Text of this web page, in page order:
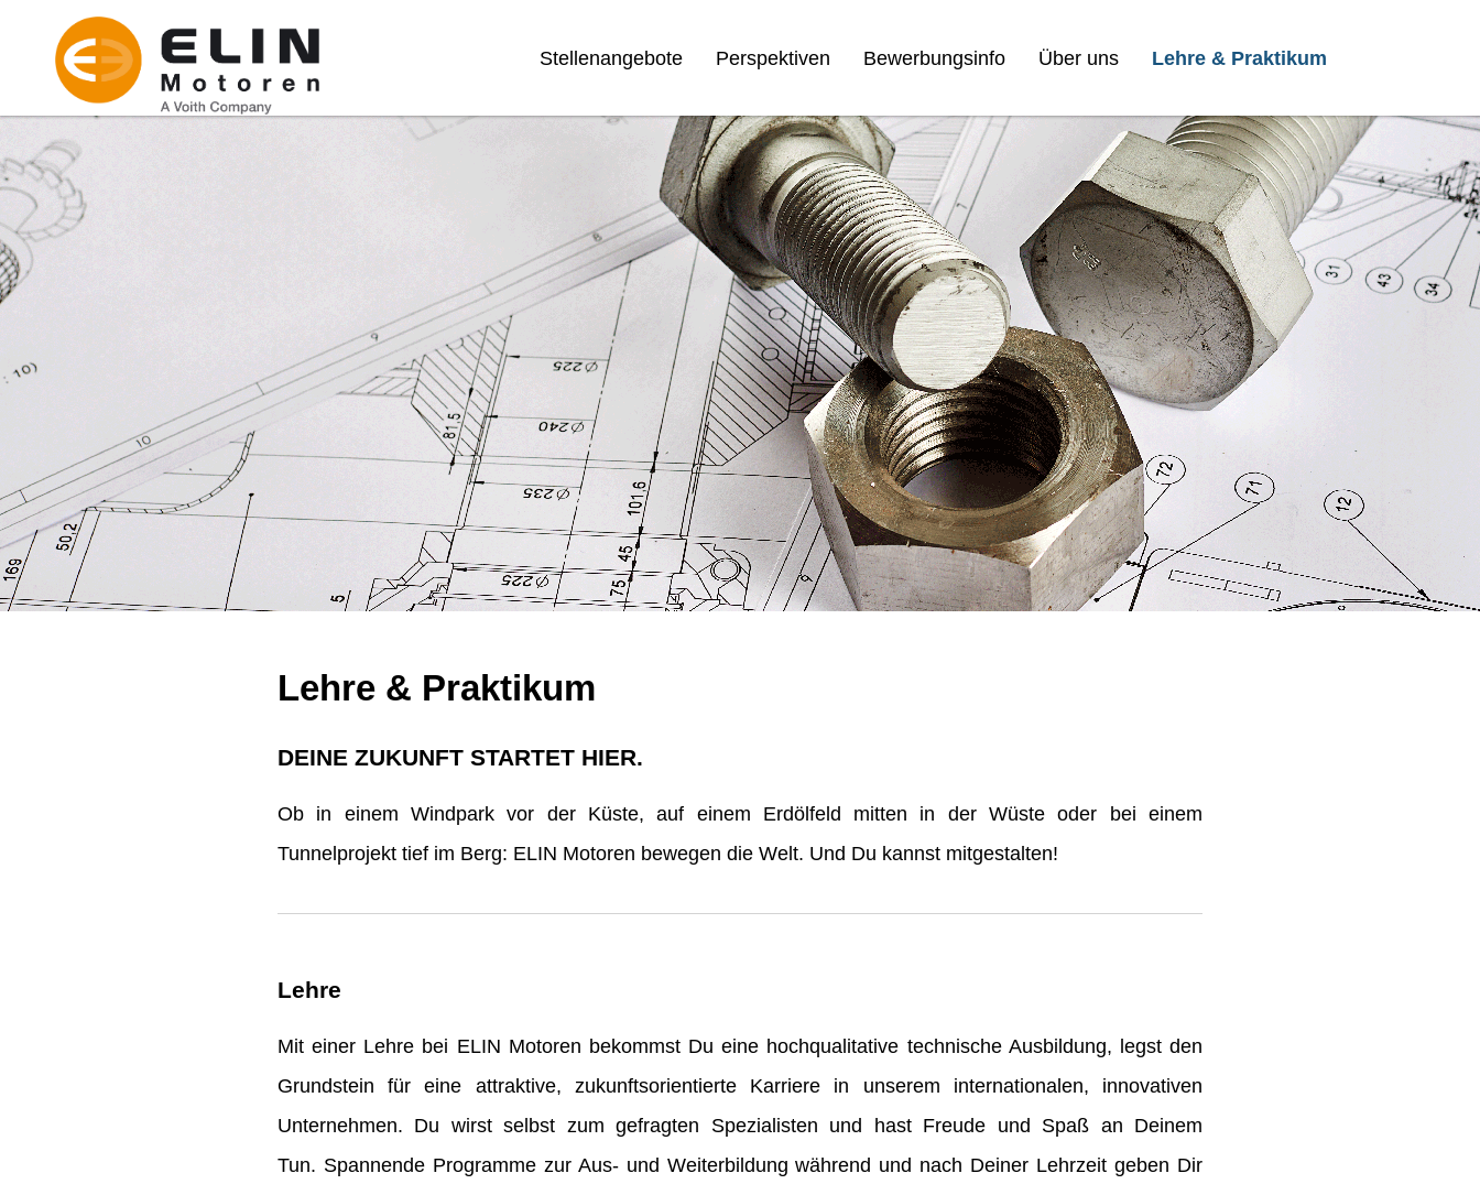
Stellenangebote Perspektiven Bewerbungsinfo Über uns Lehre & Praktikum
Lehre & Praktikum
DEINE ZUKUNFT STARTET HIER.
Ob in einem Windpark vor der Küste, auf einem Erdölfeld mitten in der Wüste oder bei einem
Tunnelprojekt tief im Berg: ELIN Motoren bewegen die Welt. Und Du kannst mitgestalten!
Lehre
Mit einer Lehre bei ELIN Motoren bekommst Du eine hochqualitative technische Ausbildung, legst den
Grundstein für eine attraktive, zukunftsorientierte Karriere in unserem internationalen, innovativen
Unternehmen. Du wirst selbst zum gefragten Spezialisten und hast Freude und Spaß an Deinem
Tun. Spannende Programme zur Aus- und Weiterbildung während und nach Deiner Lehrzeit geben Dir